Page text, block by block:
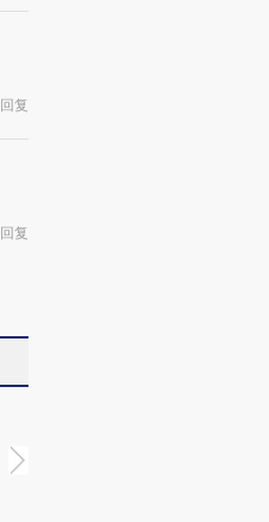
回复
回复
马航飞行员跨国走私7万